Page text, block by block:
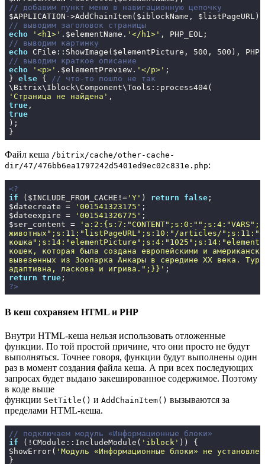
// добавим пункт меню в навигационную цепочку
// выводим заголовок страницы
echo
'<h1>' .$elementName. '</h1>'
// выводим картинку
echo CFile::ShowImage($elementPicture, 500 , 500
// выводим краткое описание
echo
'<p>' .$elementPreview. '</p>' ;
} else {
// что-то пошло не так
'Страница не найдена'
true
true
);
}
Файл кеша /bitrix/cache/other-cache-
dir/47/476bb6ea1797242d5401ed9ec02c831e.php:
<?
if ($INCLUDE_FROM_CACHE!='Y' ) return false;
$datecreate =
'001541323175' ;
$dateexpire =
'001541326775' ;
$ser_content =
животных";s:11:"listPageURL";s:10:"/articles/
кошек, которая была создана европейскими и
вывезенных из Зоопарка Анкары в середине XX века.
адаптивна, ласкова и игрива.";}}'
return true
?>
В кеш сохраняем HTML и PHP
Внутри HTML-кеша нельзя использовать отложенные
функции. По той простой причине, что они просто не будут
выполняться. Точнее говоря, функции будут выполнены один
раз в момент создания файла кеша. А при всех последующих
запросах будет выдано закешированное содержимое. Поэтому
в коде выше
функции SetTitle() и AddChainItem() вызываются за
пределами HTML-кеша.
// подключаем модуль «Информационные блоки»
if (!CModule::IncludeModule( 'iblock' )) {
ShowError( 'Модуль «Информационные блоки» не